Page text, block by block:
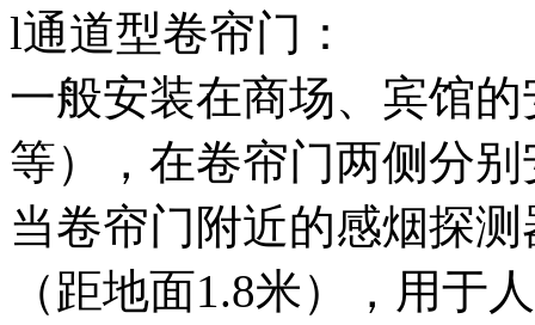
l通道型卷帘门：
一般安装在商场、宾馆
等），在卷帘门两侧分
当卷帘门附近的感烟探
（距地面1.8米），用于